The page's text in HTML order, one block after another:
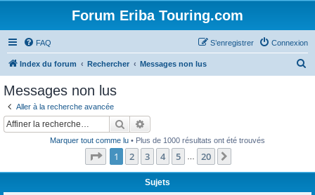
Forum Eriba Touring.com
FAQ Connexion
S’enregistrer
Index du forum Rechercher Messages non lus
Messages non lus
Aller à la recherche avancée
Rechercher
Marquer tout comme lu • Plus de 1000 résultats ont été trouvés
Page 1sur20
1 2 3 4 5 20
Sujets